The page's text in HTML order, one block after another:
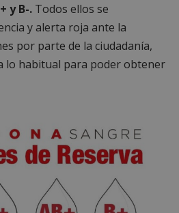
y B-. Todos ellos se
y alerta roja ante la
por parte de la ciudadanía,
lo habitual para poder obtener